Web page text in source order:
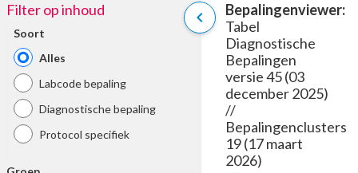
chevron_left
Filter op inhoud
Soort
Alles
Labcode bepaling
Diagnostische bepaling
Protocol specifiek
Bepalingenviewer:
Tabel
Diagnostische
Bepalingen
versie 45 (03
december 2025)
//
Bepalingenclusters
19 (17 maart
2026)